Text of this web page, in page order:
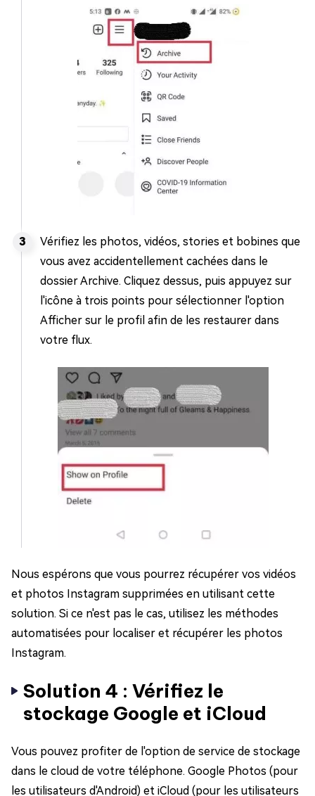
Vérifiez les photos, vidéos, stories et bobines que
vous avez accidentellement cachées dans le
dossier Archive. Cliquez dessus, puis appuyez sur
l'icône à trois points pour sélectionner l'option
Afficher sur le profil afin de les restaurer dans
votre flux.
Nous espérons que vous pourrez récupérer vos vidéos
et photos Instagram supprimées en utilisant cette
solution. Si ce n'est pas le cas, utilisez les méthodes
automatisées pour localiser et récupérer les photos
Instagram.
Solution 4 : Vérifiez le
stockage Google et iCloud
Vous pouvez profiter de l'option de service de stockage
dans le cloud de votre téléphone. Google Photos (pour
les utilisateurs d'Android) et iCloud (pour les utilisateurs